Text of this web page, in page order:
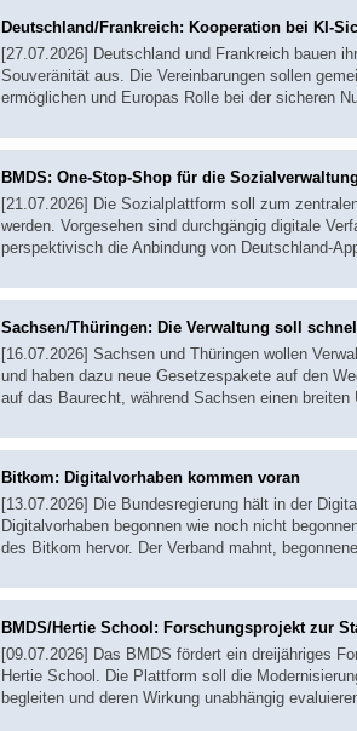
Deutschland/Frankreich: Kooperation bei KI-
[27.07.2026] Deutschland und Frankreich bauen
Souveränität aus. Die Vereinbarungen sollen
ermöglichen und Europas Rolle bei der sicheren
BMDS: One-Stop-Shop für die Sozialverwaltung
[21.07.2026] Die Sozialplattform soll zum
werden. Vorgesehen sind durchgängig digitale
perspektivisch die Anbindung von Deutschland-
Sachsen/Thüringen: Die Verwaltung soll
[16.07.2026] Sachsen und Thüringen wollen
und haben dazu neue Gesetzespakete auf den
auf das Baurecht, während Sachsen einen
Bitkom: Digitalvorhaben kommen voran
[13.07.2026] Die Bundesregierung hält in der
Digitalvorhaben begonnen wie noch nicht
des Bitkom hervor. Der Verband mahnt,
BMDS/Hertie School: Forschungsprojekt zur
[09.07.2026] Das BMDS fördert ein dreijähriges
Hertie School. Die Plattform soll die
begleiten und deren Wirkung unabhängig